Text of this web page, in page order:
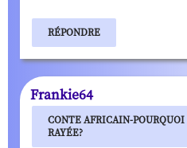
RÉPONDRE
Frankie64
CONTE AFRICAIN-
RAYÉE?